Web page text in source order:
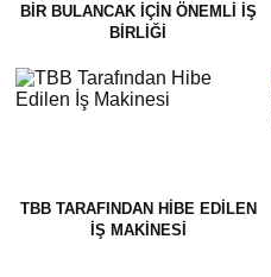
BIR BULANCAK İÇIN ÖNEMLI İŞ
BIRLIĞI
TBB TARAFINDAN HIBE EDILEN
İŞ MAKINESI